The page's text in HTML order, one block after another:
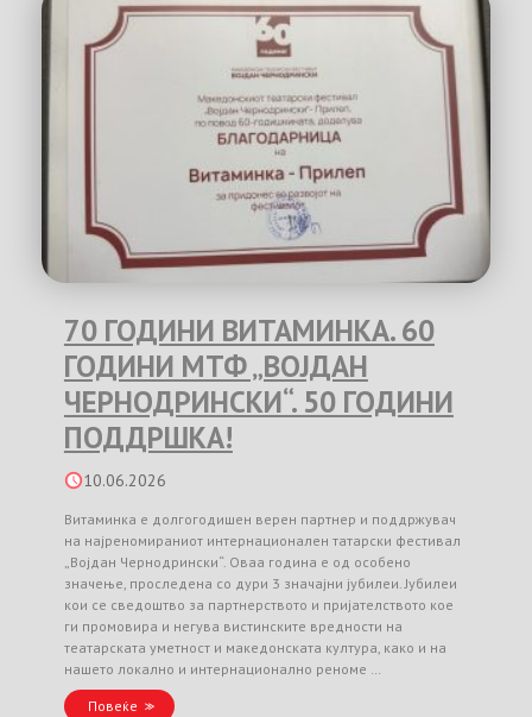
70 ГОДИНИ ВИТАМИНКА. 60
ГОДИНИ МТФ „ВОЈДАН
ЧЕРНОДРИНСКИ“. 50 ГОДИНИ
ПОДДРШКА!
10.06.2026
Витаминка е долгогодишен верен партнер и поддржувач
на најреномираниот интернационален татарски фестивал
„Војдан Чернодрински“. Оваа година е од особено
значење, проследена со дури 3 значајни јубилеи. Јубилеи
кои се сведоштво за партнерството и пријателството кое
ги промовира и негува вистинските вредности на
театарската уметност и македонската култура, како и на
нашето локално и интернационално реноме …
Повеќе